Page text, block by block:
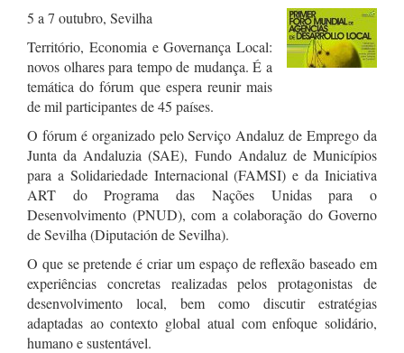
5 a 7 outubro, Sevilha
Território, Economia e Governança Local:
novos olhares para tempo de mudança. É a
temática do fórum que espera reunir mais
de mil participantes de 45 países.
O fórum é organizado pelo Serviço Andaluz de Emprego da
Junta da Andaluzia (SAE), Fundo Andaluz de Municípios
para a Solidariedade Internacional (FAMSI) e da Iniciativa
ART do Programa das Nações Unidas para o
Desenvolvimento (PNUD), com a colaboração do Governo
de Sevilha (Diputación de Sevilha).
O que se pretende é criar um espaço de reflexão baseado em
experiências concretas realizadas pelos protagonistas de
desenvolvimento local, bem como discutir estratégias
adaptadas ao contexto global atual com enfoque solidário,
humano e sustentável.